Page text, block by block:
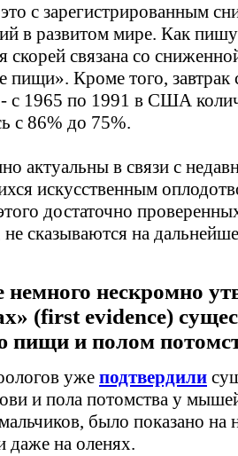
с зарегистрированным
в развитом мире. Как
скорей связана со
пищи». Кроме того, завтрак
с 1965 по 1991 в США
с 86% до 75%.
актуальны в связи с
искусственным
достаточно
сказываются на
нескромно
(first evidence)
пищи и полом
уже подтвердили
и пола потомства у
было показано на
даже на оленях.